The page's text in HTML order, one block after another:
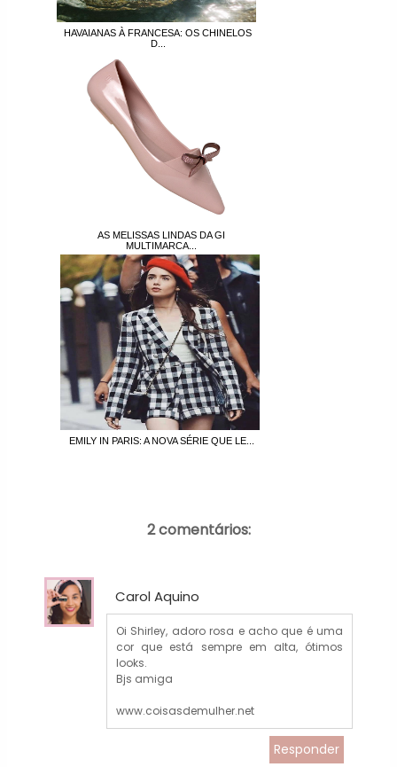
HAVAIANAS À FRANCESA: OS CHINELOS
D...
AS MELISSAS LINDAS DA GI
MULTIMARCA...
EMILY IN PARIS: A NOVA SÉRIE QUE LE...
2 comentários:
Carol Aquino
Oi Shirley, adoro rosa e acho que é uma
cor que está sempre em alta, ótimos
looks.
Bjs amiga
www.coisasdemulher.net
Responder